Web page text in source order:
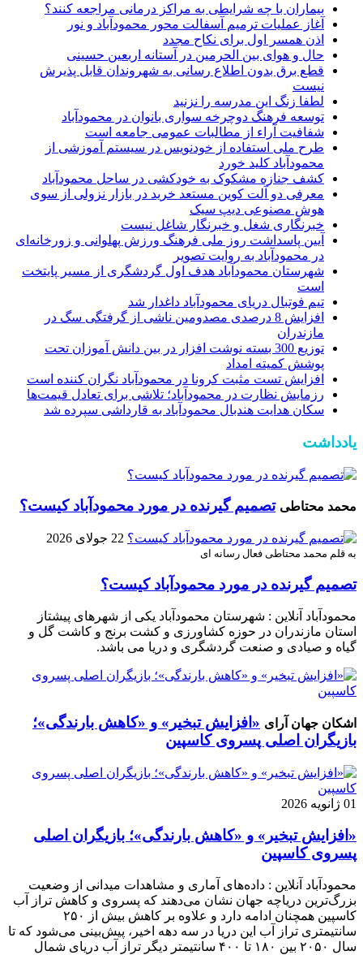
بیماران با چه شرایطی به مراکز درمانی مراجعه کنند؟
آغاز عملیات ترمیم آسفالت محور محمودآباد و نور
اذن همسر اول برای نکاح مجدد
حال و هوای بین الحرمین در آستانه اربعین حسینی
قطع برق بدون اطلاع رسانی به شهروندان قابل پذیرش
نیست
لطفا زنگ این مدرسه را نزنید
توسعه فرهنگ دوچرخه سواری بانوان در محمودآباد
شفافیت آراء از مطالبات عمومی جامعه است
طرح ملی استفاده از خودنویس در سیستم آموزشی از
محمودآباد کلید خورد
کشف جنازه مشکوک به خودکشی در ساحل محمودآباد
معرفی دو آلت کوین مستعد خرید در بازار نزولی از سوی
هوش مصنوعی دیپ سیک
خبرنگاری شغل و خبرنگار شاغل نیست
آیین پاسداشت روز ملی فرهنگ ورزش پهلوانی و زورخانه‌ای
در محمودآباد به روایت تصویر
شهرستان محمودآباد هدف اول گردشگری از مسیر پایتخت
است
تیم فوتبال دریای محمودآباد داغدار شد
افزایش 8 درصدی مصدومین ناشی از گرفتگی سگ در
مازندران
توزیع 300 بسته نوشت افزار در بین دانش آموزان تحت
پوشش کمیته امداد
افزایش تست مثبت کرونا در محمودآباد نگران کننده است
رزمایش نظارت در محمودآباد؛ تلاشی برای تعادل قیمت‌ها
سکان هدایت هندبال محمودآباد به قارداشی سپرده شد
یادداشت
محمد محتاطی تصمیم گیرنده در مورد محمودآباد کیست؟
22 جولای 2026
به قلم محمد محتاطی فعال رسانه ای
تصمیم گیرنده در مورد محمودآباد کیست؟
محمودآباد آنلاین : شهرستان محمودآباد یکی از شهرهای پیشتاز
استان مازندران در حوزه کشاورزی و کشت برنج و کاشت گل و
گیاه و صیادی و صنعت گردشگری و دریا می باشد.
اشکان جهان آرای «افزایش تبخیر» و «کاهش بارندگی»؛
بازیگران اصلی پسروی کاسپین
01 ژانویه 2026
«افزایش تبخیر» و «کاهش بارندگی»؛ بازیگران اصلی
پسروی کاسپین
محمودآباد آنلاین : داده‌های آماری و مشاهدات میدانی از وضعیت
بزرگ‌ترین دریاچه جهان نشان می‌دهند که پسروی و کاهش تراز آب
کاسپین همچنان ادامه دارد و علاوه بر کاهش بیش از ۲۵۰
سانتیمتری تراز آب این دریا در سه دهه اخیر، پیش‌بینی می‌شود که تا
سال ۲۰۵۰ بین ۱۸۰ تا ۴۰۰ سانتیمتر دیگر تراز آب دریای شمال